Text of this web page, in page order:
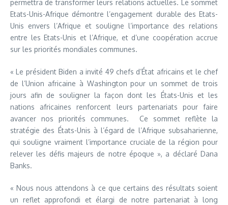
permettra de transformer leurs relations actuelles. Le sommet
Etats-Unis-Afrique démontre l’engagement durable des Etats-
Unis envers l’Afrique et souligne l’importance des relations
entre les Etats-Unis et l’Afrique, et d’une coopération accrue
sur les priorités mondiales communes.
« Le président Biden a invité 49 chefs d’État africains et le chef
de l’Union africaine à Washington pour un sommet de trois
jours afin de souligner la façon dont les États-Unis et les
nations africaines renforcent leurs partenariats pour faire
avancer nos priorités communes. Ce sommet reflète la
stratégie des États-Unis à l’égard de l’Afrique subsaharienne,
qui souligne vraiment l’importance cruciale de la région pour
relever les défis majeurs de notre époque », a déclaré Dana
Banks.
« Nous nous attendons à ce que certains des résultats soient
un reflet approfondi et élargi de notre partenariat à long